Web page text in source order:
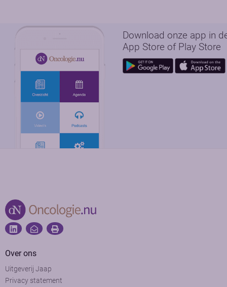
Download onze app in
App Store of Play Store
Over ons
Uitgeverij Jaap
Privacy statement